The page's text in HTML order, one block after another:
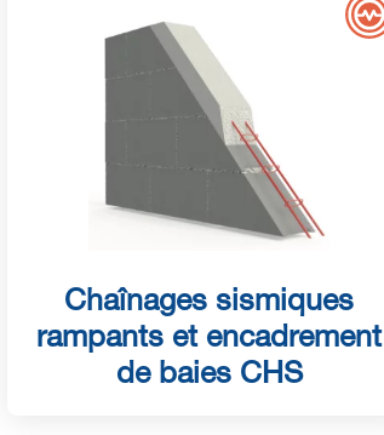
Chaînages sismiques
rampants et encadrement
de baies CHS